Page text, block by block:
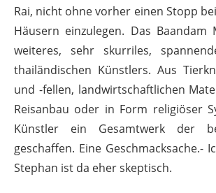
Rai, nicht ohne vorher einen Stopp
Häusern einzulegen. Das Baandam
weiteres, sehr skurriles,
thailändischen Künstlers. Aus
und -fellen, landwirtschaftlichen
Reisanbau oder in Form religiöser
Künstler ein Gesamtwerk der
geschaffen. Eine Geschmacksache.-
Stephan ist da eher skeptisch.